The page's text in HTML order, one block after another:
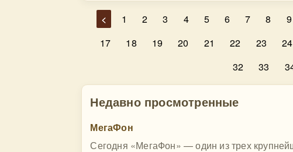
< 1 2 3 4 5 6 7 8 9
17
18 19 20 21 22 23 24
32
33
Недавно просмотренные
МегаФон
Сегодня «МегаФон» — один из трех